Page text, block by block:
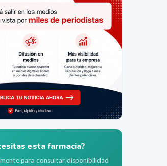
esta farmacia?
para consultar disponibilidad